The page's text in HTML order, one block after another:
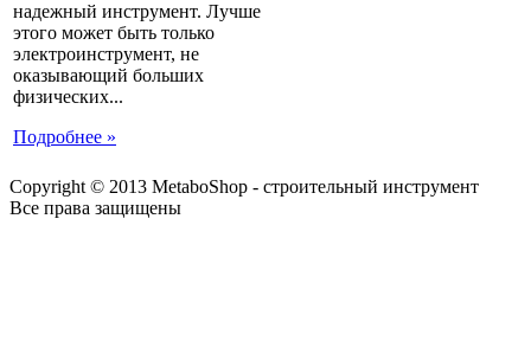
надежный инструмент. Лучше
этого может быть только
электроинструмент, не
оказывающий больших
физических...
Подробнее »
Copyright © 2013 MetaboShop - строительный инструмент
Все права защищены